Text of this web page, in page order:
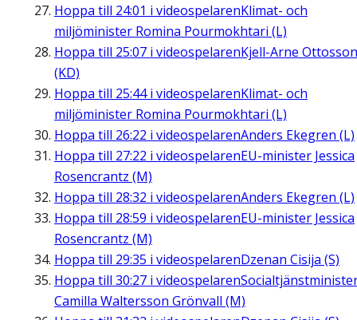
Hoppa till 24:01 i videospelarenKlimat- och
miljöminister Romina Pourmokhtari (L)
Hoppa till 25:07 i videospelarenKjell-Arne Ottosson
(KD)
Hoppa till 25:44i videospelarenKlimat- och
miljöminister Romina Pourmokhtari (L)
Hoppa till 26:22 i videospelarenAnders Ekegren (L)
Hoppa till 27:22 i videospelarenEU-minister Jessica
Rosencrantz (M)
Hoppa till 28:32 i videospelarenAnders Ekegren (L)
Hoppa till 28:59 i videospelarenEU-minister Jessica
Rosencrantz (M)
Hoppa till 29:35 i videospelarenDzenan Cisija (S)
Hoppa till 30:27 i videospelaren
Camilla Waltersson Grönvall (M)